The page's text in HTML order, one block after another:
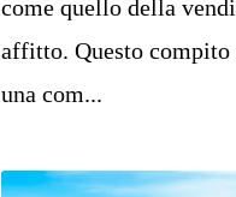
come quello della
affitto. Questo compito
una com...